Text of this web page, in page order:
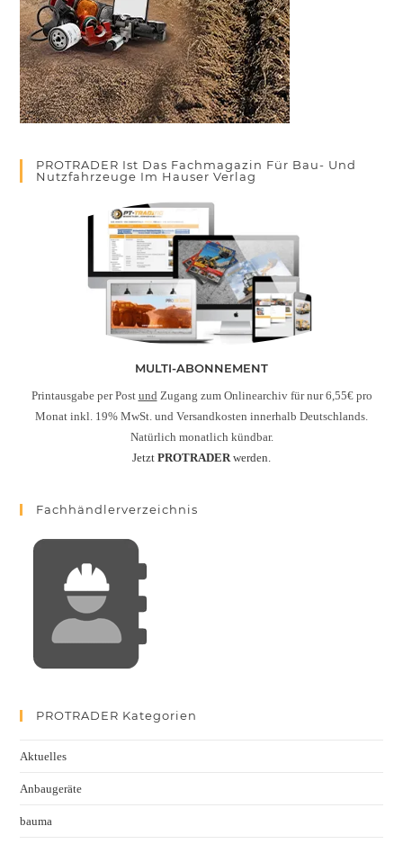
PROTRADER Ist Das Fachmagazin Für Bau- Und
Nutzfahrzeuge Im Hauser Verlag
MULTI-ABONNEMENT
Printausgabe per Post und Zugang zum Onlinearchiv für nur 6,55€ pro
Monat inkl. 19% MwSt. und Versandkosten innerhalb Deutschlands.
Natürlich monatlich kündbar.
Jetzt PROTRADERwerden.
Fachhändlerverzeichnis
PROTRADER Kategorien
Aktuelles
Anbaugeräte
bauma